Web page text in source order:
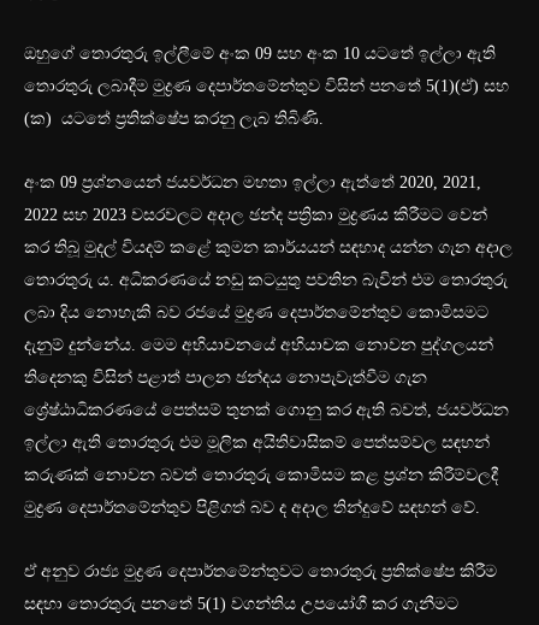
ඔහුගේ තොරතුරු ඉල්ලීමේ අංක 09 සහ අංක 10 යටතේ ඉල්ලා ඇති
තොරතුරු ලබාදීම මුද්‍රණ දෙපාර්තමේන්තුව විසින් පනතේ 5(1)(ඒ) සහ
(ක) යටතේ ප්‍රතික්ෂේප කරනු ලැබ තිබිණි.
අංක 09 ප්‍රශ්නයෙන් ජයවර්ධන මහතා ඉල්ලා ඇත්තේ 2020, 2021,
2022 සහ 2023 වසරවලට අදාල ඡන්ද පත්‍රිකා මුද්‍රණය කිරීමට වෙන්
කර තිබූ මුදල් වියදම් කළේ කුමන කාර්යයන් සඳහාද යන්න ගැන අදාල
තොරතුරු ය. අධිකරණයේ නඩු කටයුතු පවතින බැවින් එම තොරතුරු
ලබා දිය නොහැකි බව රජයේ මුද්‍රණ දෙපාර්තමේන්තුව කොමිසමට
දැනුම් දුන්නේය. මෙම අභියාචනයේ අභියාචක නොවන පුද්ගලයන්
තිදෙනකු විසින් පළාත් පාලන ඡන්දය නොපැවැත්වීම ගැන
ශ්‍රේෂ්ඨාධිකරණයේ පෙත්සම් තුනක් ගොනු කර ඇති බවත්, ජයවර්ධන
ඉල්ලා ඇති තොරතුරු එම මූලික අයිතිවාසිකම් පෙත්සම්වල සඳහන්
කරුණක් නොවන බවත් තොරතුරු කොමිසම කළ ප්‍රශ්න කිරීම්වලදී
මුද්‍රණ දෙපාර්තමේන්තුව පිළිගත් බව ද අදාල තින්දුවේ සඳහන් වේ.
ඒ අනුව රාජ්‍ය මුද්‍රණ දෙපාර්තමේන්තුවට තොරතුරු ප්‍රතික්ෂේප කිරීම
සඳහා තොරතුරු පනතේ 5(1) වගන්තිය උපයෝගී කර ගැනීමට